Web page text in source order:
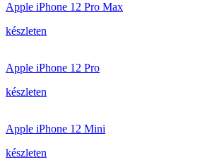
Apple iPhone 12 Pro Max
készleten
Apple iPhone 12 Pro
készleten
Apple iPhone 12 Mini
készleten